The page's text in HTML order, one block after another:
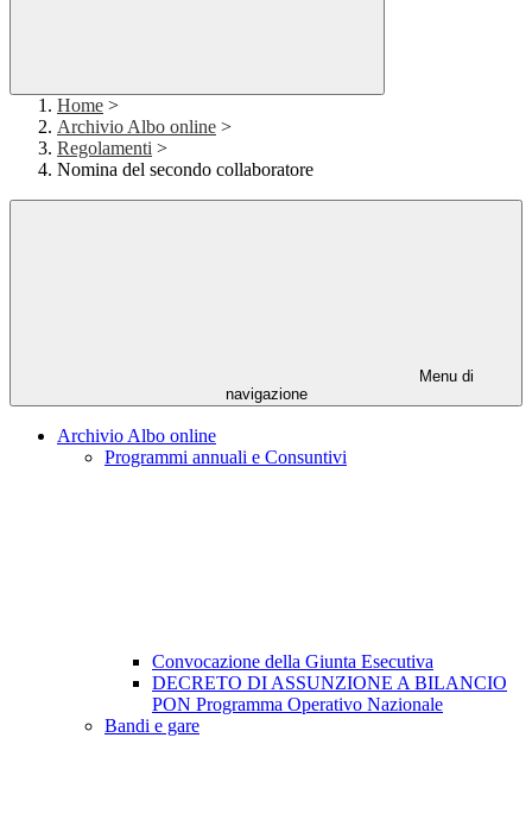
Home >
Archivio Albo online >
Regolamenti >
Nomina del secondo collaboratore
Menu di
navigazione
Archivio Albo online
Programmi annuali e Consuntivi
Convocazione della Giunta Esecutiva
DECRETO DI ASSUNZIONE A BILANCIO
PON Programma Operativo Nazionale
Bandi e gare